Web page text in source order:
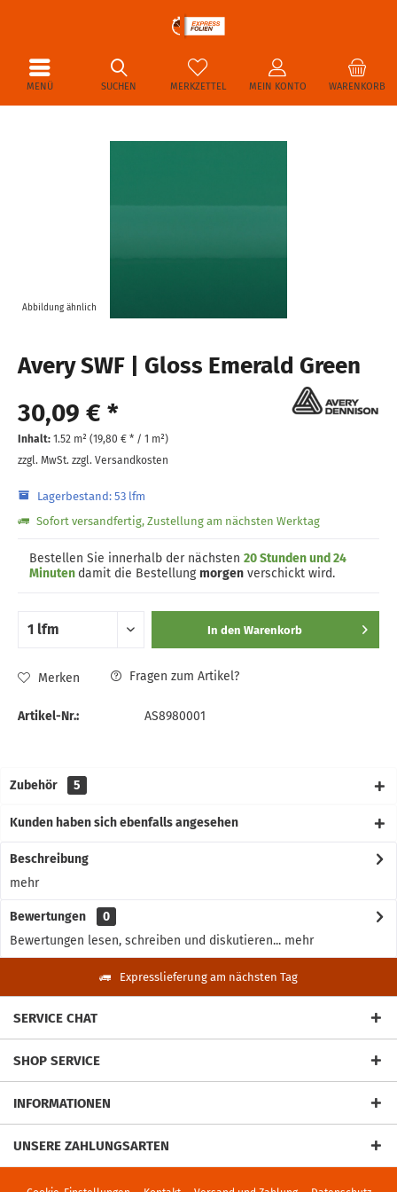
MENÜ WARENKORB
MERKZETTEL MEIN KONTO
SUCHEN
Abbildung ähnlich
Avery SWF | Gloss Emerald Green
30,09 € *
Inhalt: 1.52 m² (19,80 € * / 1 m²)
zzgl. MwSt. zzgl. Versandkosten
Lagerbestand: 53 lfm
Sofort versandfertig, Zustellung am nächsten Werktag
Bestellen Sie innerhalb der nächsten 20 Stunden und 24
Minuten damit die Bestellungmorgen verschickt wird.
In den Warenkorb
Merken Fragen zum Artikel?
Artikel-Nr.: AS8980001
Zubehör 5
Kunden haben sich ebenfalls angesehen
Beschreibung
mehr
Bewertungen
0
Bewertungen lesen, schreiben und diskutieren... mehr
Expresslieferung am nächsten Tag
SERVICE CHAT
SHOP SERVICE
INFORMATIONEN
UNSERE ZAHLUNGSARTEN